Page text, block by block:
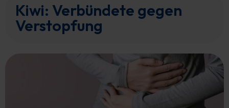
Kiwi: Verbündete gegen
Verstopfung